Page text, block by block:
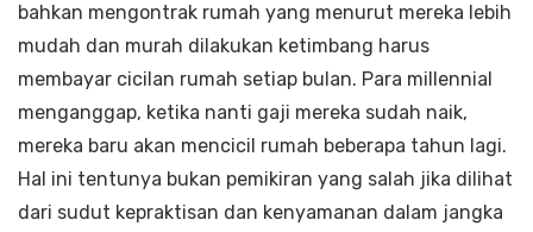
bahkan mengontrak rumah yang menurut mereka lebih
mudah dan murah dilakukan ketimbang harus
membayar cicilan rumah setiap bulan. Para millennial
menganggap, ketika nanti gaji mereka sudah naik,
mereka baru akan mencicil rumah beberapa tahun lagi.
Hal ini tentunya bukan pemikiran yang salah jika dilihat
dari sudut kepraktisan dan kenyamanan dalam jangka